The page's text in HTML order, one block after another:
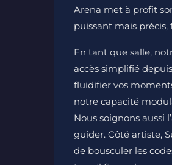
Arena met à profit
puissant mais précis,
En tant que salle,
accès simplifié
fluidifier vos
notre capacité
Nous soignons aussi
guider. Côté artiste,
de bousculer les